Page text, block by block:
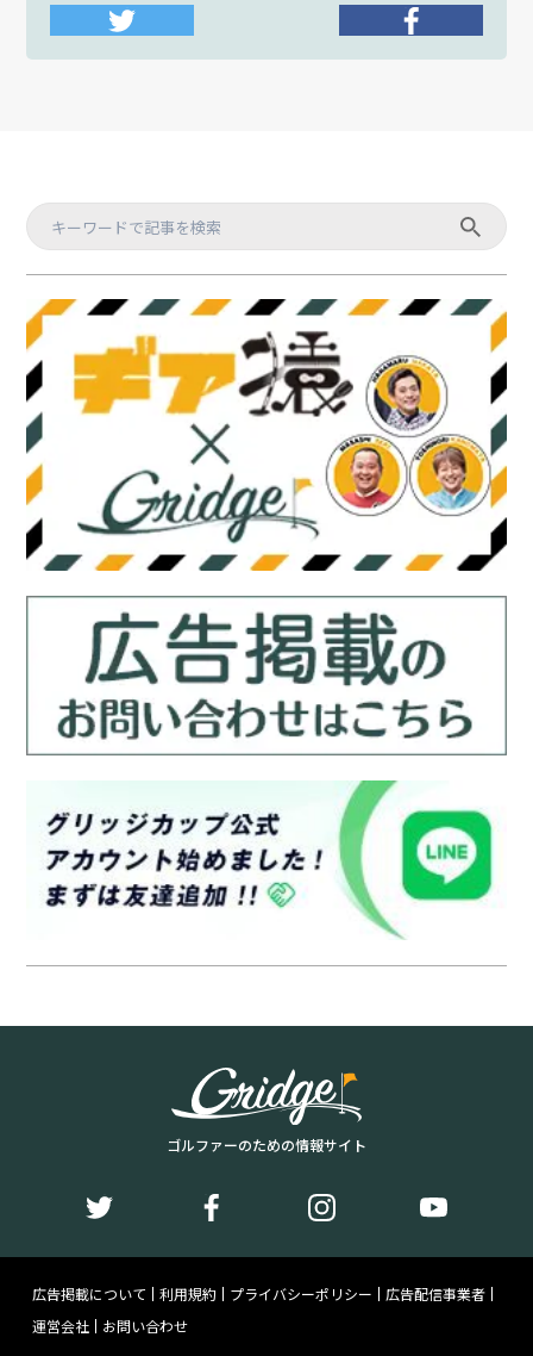
ゴルファーのための情報サイト
広告掲載について 利用規約 プライバシーポリシー
広告配信事業者
運営会社
お問い合わせ